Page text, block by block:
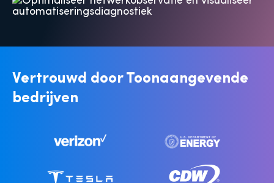
Vertrouwd doorToonaangevende
bedrijven